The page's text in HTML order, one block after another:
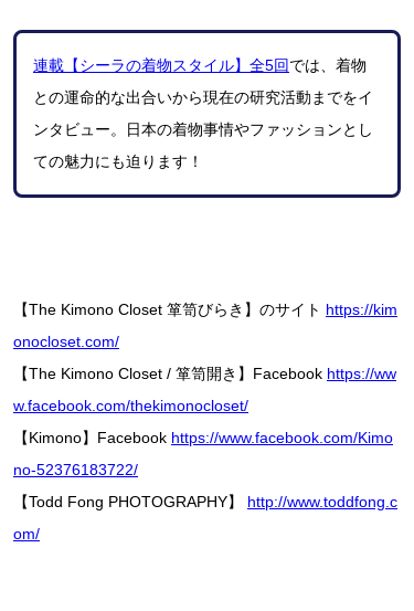
連載【シーラの着物スタイル】全5回では、着物
との運命的な出合いから現在の研究活動までをイ
ンタビュー。日本の着物事情やファッションとし
ての魅力にも迫ります！
【The Kimono Closet 箪笥びらき】のサイト https://kim
onocloset.com/
【The Kimono Closet / 箪笥開き】Facebook https://ww
w.facebook.com/thekimonocloset/
【Kimono】Facebook https://www.facebook.com/Kimo
no-52376183722/
【Todd Fong PHOTOGRAPHY】 http://www.toddfong.c
om/